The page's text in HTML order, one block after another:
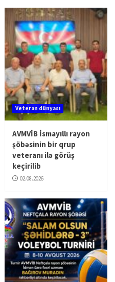
Veteran dünyası
AVMVİB İsmayıllı rayon
şöbəsinin bir qrup
veteranı ilə görüş
keçirilib
02.08.2026